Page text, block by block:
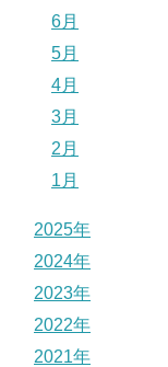
6月
5月
4月
3月
2月
1月
2025年
2024年
2023年
2022年
2021年